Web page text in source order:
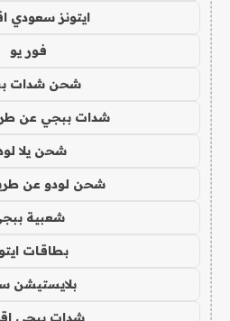
ايتونز سعودي
فور يو
شحن شدات
شدات ببجي عن
شحن يلا
شحن لودو عن
شعبية
بطاقات
بلايستيشن
شدات ببجي